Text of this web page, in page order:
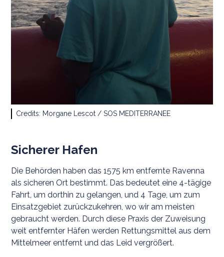
Credits: Morgane Lescot / SOS MEDITERRANEE
Sicherer Hafen
Die Behörden haben das 1575 km entfernte Ravenna
als sicheren Ort bestimmt. Das bedeutet eine 4-tägige
Fahrt, um dorthin zu gelangen, und 4 Tage, um zum
Einsatzgebiet zurückzukehren, wo wir am meisten
gebraucht werden. Durch diese Praxis der Zuweisung
weit entfernter Häfen werden Rettungsmittel aus dem
Mittelmeer entfernt und das Leid vergrößert.